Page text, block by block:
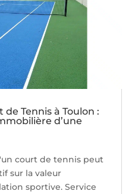
Tennis à Toulon :
d’une
court de tennis peut
sur la valeur
sportive. Service